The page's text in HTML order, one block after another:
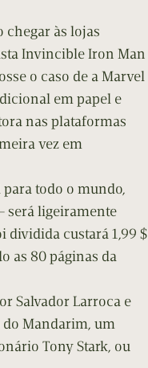
chegar às lojas
Invincible Iron Man
o caso de a Marvel
em papel e
nas plataformas
vez em
todo o mundo,
será ligeiramente
dividida custará 1,99 $
as 80 páginas da
Salvador Larroca e
do Mandarim, um
Tony Stark, ou